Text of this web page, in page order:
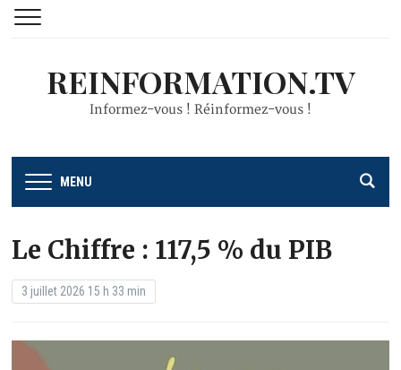
REINFORMATION.TV
Informez-vous ! Réinformez-vous !
MENU
Le Chiffre : 117,5 % du PIB
3 juillet 2026 15 h 33 min